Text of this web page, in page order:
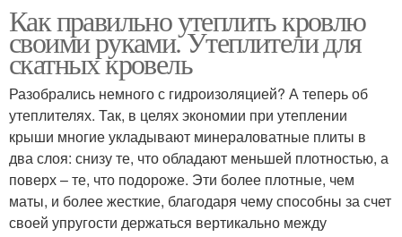
Как правильно утеплить кровлю
своими руками. Утеплители для
скатных кровель
Разобрались немного с гидроизоляцией? А теперь об
утеплителях. Так, в целях экономии при утеплении
крыши многие укладывают минераловатные плиты в
два слоя: снизу те, что обладают меньшей плотностью, а
поверх – те, что подороже. Эти более плотные, чем
маты, и более жесткие, благодаря чему способны за счет
своей упругости держаться вертикально между